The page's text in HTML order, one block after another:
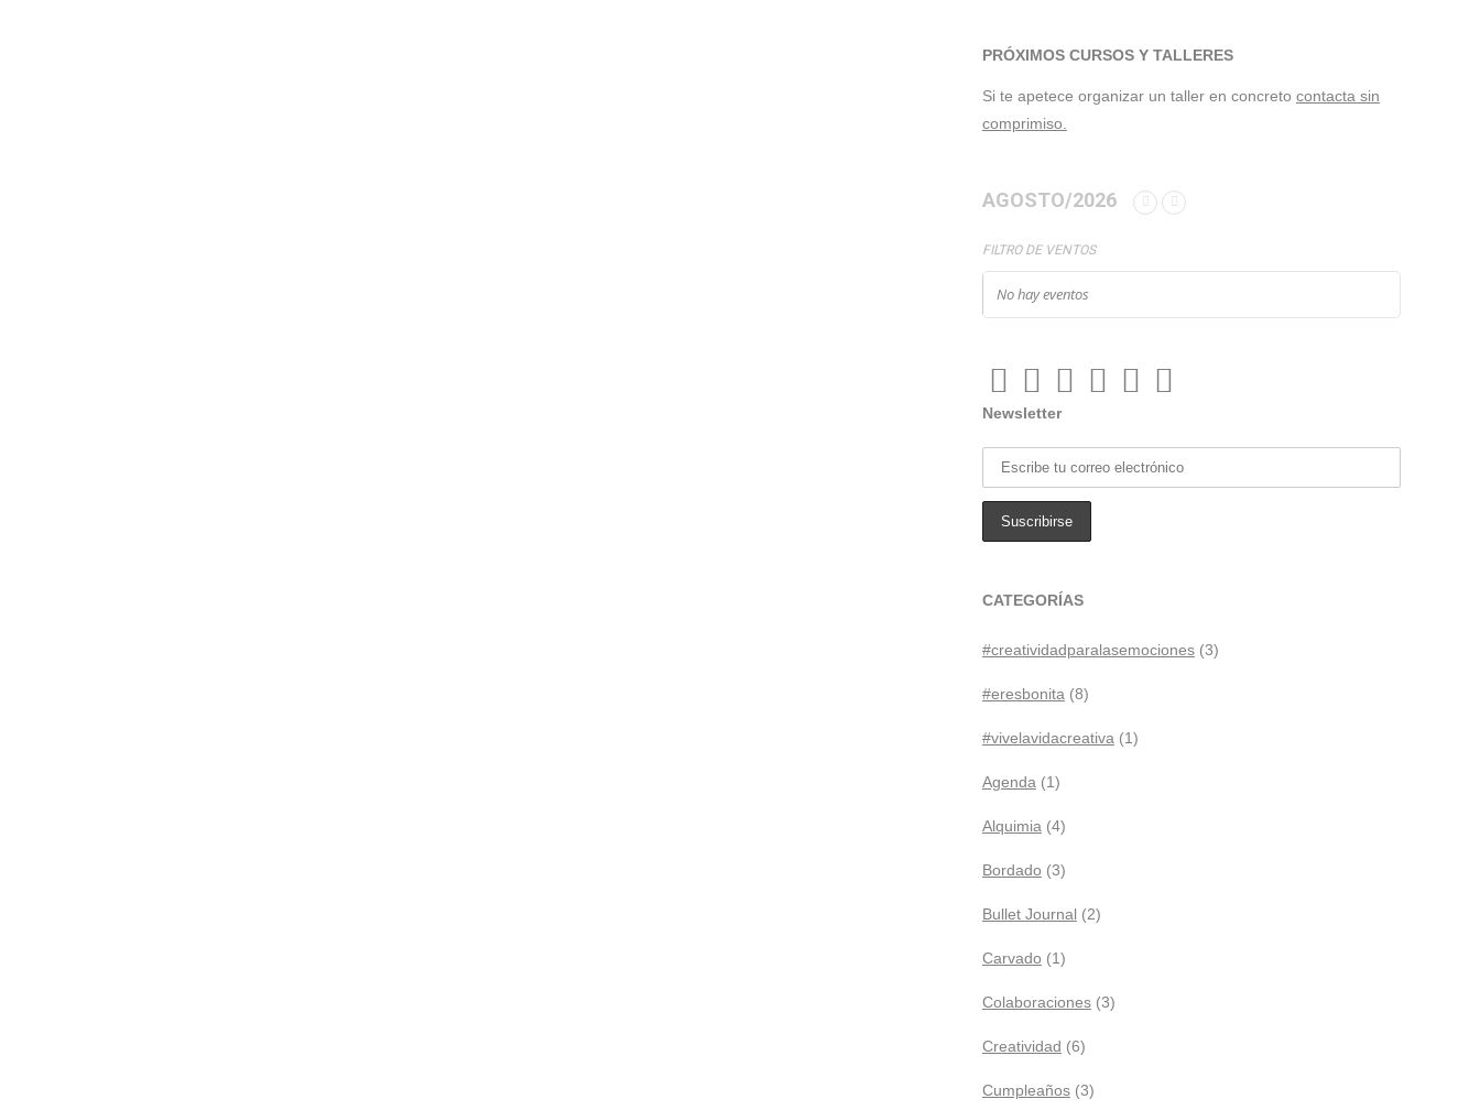
PRÓXIMOS CURSOS Y TALLERES
Si te apetece organizar un taller en concreto contacta sin
comprimiso.
AGOSTO/2026
FILTRO DE VENTOS
No hay eventos
Newsletter
CATEGORÍAS
#creatividadparalasemociones(3)
#eresbonita (8)
#vivelavidacreativa (1)
Agenda (1)
Alquimia (4)
Bordado (3)
Bullet Journal (2)
Carvado (1)
Colaboraciones(3)
Creatividad (6)
Cumpleaños(3)